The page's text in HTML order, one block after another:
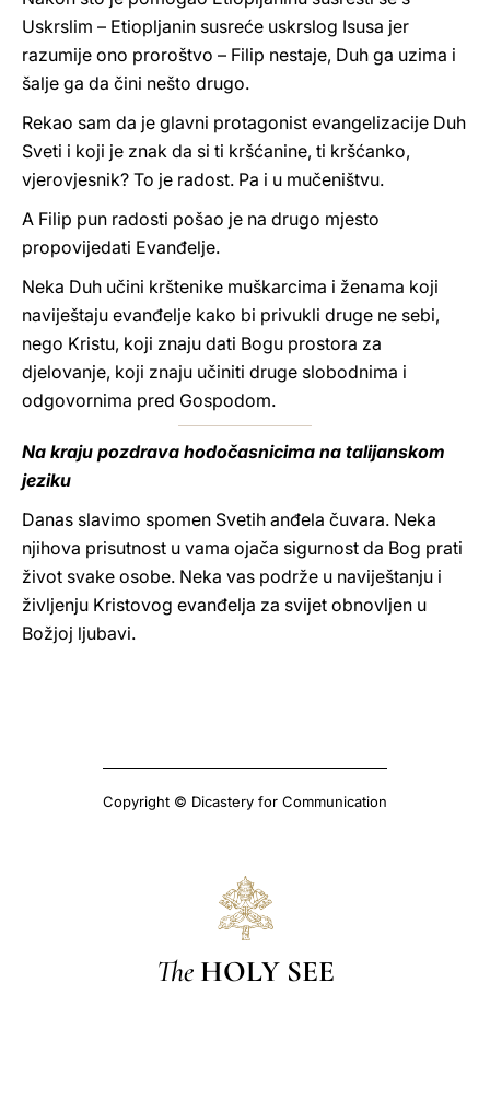
Uskrslim – Etiopljanin susreće uskrslog Isusa jer
razumije ono proroštvo – Filip nestaje, Duh ga uzima i
šalje ga da čini nešto drugo.
Rekao sam da je glavni protagonist evangelizacije Duh
Sveti i koji je znak da si ti kršćanine, ti kršćanko,
vjerovjesnik? To je radost. Pa i u mučeništvu.
A Filip pun radosti pošao je na drugo mjesto
propovijedati Evanđelje.
Neka Duh učini krštenike muškarcima i ženama koji
naviještaju evanđelje kako bi privukli druge ne sebi,
nego Kristu, koji znaju dati Bogu prostora za
djelovanje, koji znaju učiniti druge slobodnima i
odgovornima pred Gospodom.
Na kraju pozdrava hodočasnicima na talijanskom
jeziku
Danas slavimo spomen Svetih anđela čuvara. Neka
njihova prisutnost u vama ojača sigurnost da Bog prati
život svake osobe. Neka vas podrže u naviještanju i
življenju Kristovog evanđelja za svijet obnovljen u
Božjoj ljubavi.
Copyright © Dicastery for Communication
The HOLY SEE